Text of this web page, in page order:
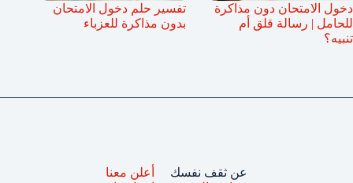
دخول الامتحان دون مذاكرة
للحامل | رسالة قلق أم
تنبيه؟
تفسير حلم دخول الامتحان
بدون مذاكرة للعزباء
عن ثقف نفسك
أعلن معنا